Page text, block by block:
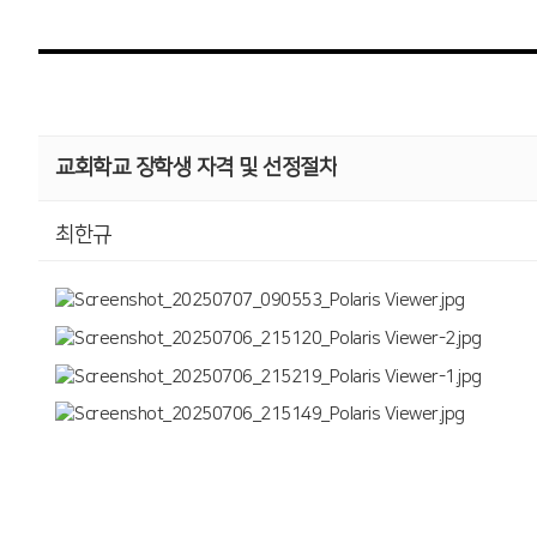
교회학교 장학생 자격 및 선정절차
최한규